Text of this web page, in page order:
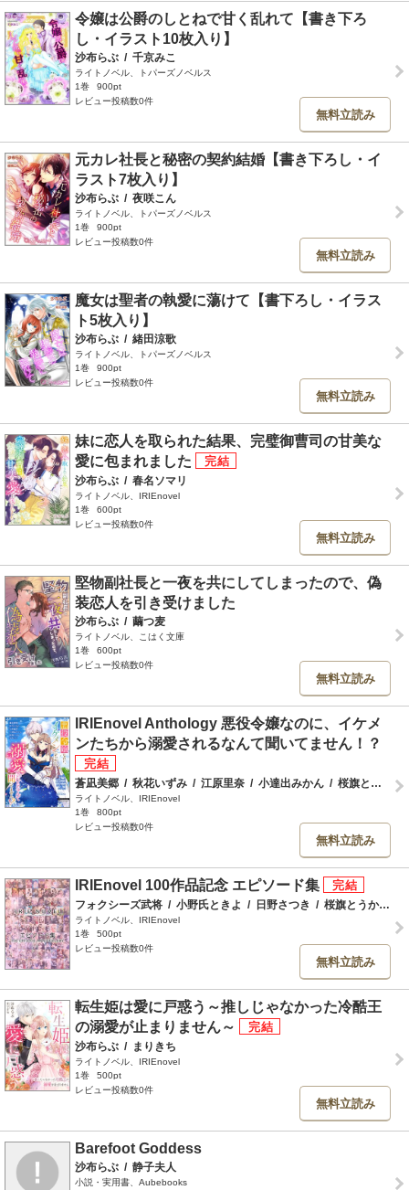
令嬢は公爵のしとねで甘く乱れて【書き下ろ
し・イラスト10枚入り】
沙布らぶ / 千京みこ
ライトノベル、トパーズノベルス
1巻
900pt
レビュー投稿数0件
無料立読み
元カレ社長と秘密の契約結婚【書き下ろし・イ
ラスト7枚入り】
沙布らぶ / 夜咲こん
ライトノベル、トパーズノベルス
1巻
900pt
レビュー投稿数0件
無料立読み
魔女は聖者の執愛に蕩けて【書下ろし・イラス
ト5枚入り】
沙布らぶ / 緒田涼歌
ライトノベル、トパーズノベルス
1巻
900pt
レビュー投稿数0件
無料立読み
妹に恋人を取られた結果、完璧御曹司の甘美な
愛に包まれました
沙布らぶ / 春名ソマリ
ライトノベル、IRIEnovel
1巻
600pt
レビュー投稿数0件
無料立読み
堅物副社長と一夜を共にしてしまったので、偽
装恋人を引き受けました
沙布らぶ / 繭つ麦
ライトノベル、こはく文庫
1巻
600pt
レビュー投稿数0件
無料立読み
IRIEnovel Anthology 悪役令嬢なのに、イケメ
ンたちから溺愛されるなんて聞いてません！？
蒼凪美郷 / 秋花いずみ / 江原里奈 / 小達出みかん / 桜旗とうか /
ライトノベル、IRIEnovel
1巻
800pt
レビュー投稿数0件
無料立読み
IRIEnovel 100作品記念 エピソード集
フォクシーズ武将 / 小野氏ときよ / 日野さつき / 桜旗とうか /
ライトノベル、IRIEnovel
1巻
500pt
レビュー投稿数0件
無料立読み
転生姫は愛に戸惑う～推しじゃなかった冷酷王
の溺愛が止まりません～
沙布らぶ / まりきち
ライトノベル、IRIEnovel
1巻
500pt
レビュー投稿数0件
無料立読み
Barefoot Goddess
沙布らぶ / 静子夫人
小説・実用書、Aubebooks